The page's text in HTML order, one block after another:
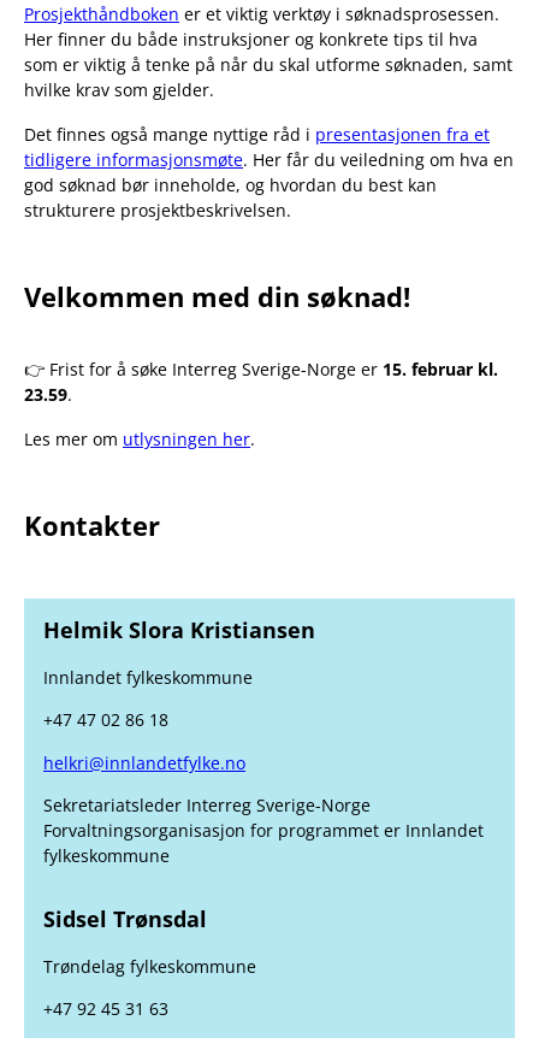
Prosjekthåndboken er et viktig verktøy i søknadsprosessen.
Her finner du både instruksjoner og konkrete tips til hva
som er viktig å tenke på når du skal utforme søknaden, samt
hvilke krav som gjelder.
Det finnes også mange nyttige råd i presentasjonen fra et
tidligere informasjonsmøte. Her får du veiledning om hva en
god søknad bør inneholde, og hvordan du best kan
strukturere prosjektbeskrivelsen.
Velkommen med din søknad!
👉 Frist for å søke Interreg Sverige-Norge er 15. februar kl.
23.59.
Les mer om utlysningen her.
Kontakter
Helmik Slora Kristiansen
Innlandet fylkeskommune
+47 47 02 86 18
helkri@innlandetfylke.no
Sekretariatsleder Interreg Sverige-Norge
Forvaltningsorganisasjon for programmet er Innlandet
fylkeskommune
Sidsel Trønsdal
Trøndelag fylkeskommune
+47 92 45 31 63